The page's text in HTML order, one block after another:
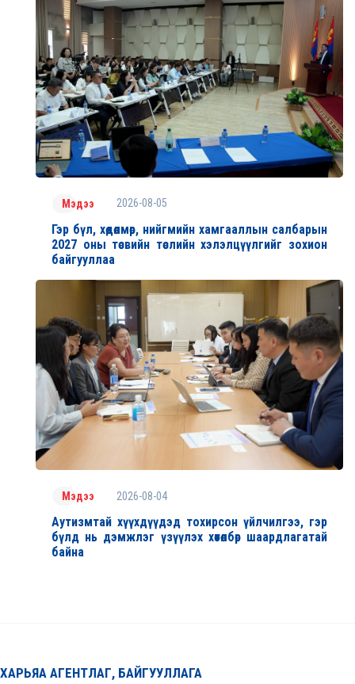
Мэдээ 2026-08-05
Гэр бүл, хөдөлмөр, нийгмийн хамгааллын салбарын
2027 оны төсвийн төслийн хэлэлцүүлгийг зохион
байгууллаа
Мэдээ 2026-08-04
Аутизмтай хүүхдүүдэд тохирсон үйлчилгээ, гэр
бүлд нь дэмжлэг үзүүлэх хөтөлбөр шаардлагатай
байна
ХАРЬЯА АГЕНТЛАГ, БАЙГУУЛЛАГА